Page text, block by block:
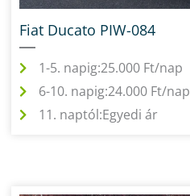
Fiat Ducato PIW-084
1-5. napig:25.000 Ft/nap
6-10. napig:24.000 Ft/nap
11. naptól:Egyedi ár